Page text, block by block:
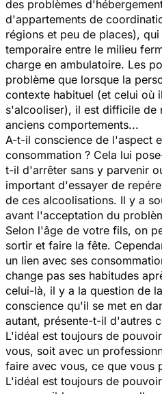
des problèmes
d'appartements de
régions et peu de places),
temporaire entre le milieu
charge en ambulatoire. Les
problème que lorsque la
contexte habituel (et celui où
s'alcooliser), il est difficile de
anciens comportements...
A-t-il conscience de l'aspect
consommation ? Cela lui
t-il d'arrêter sans y parvenir
important d'essayer de
de ces alcoolisations. Il y a
avant l'acceptation du
Selon l'âge de votre fils, on
sortir et faire la fête.
un lien avec ses
change pas ses habitudes
celui-là, il y a la question de
conscience qu'il se met en
autant, présente-t-il d'autres
L'idéal est toujours de
vous, soit avec un
faire avec vous, ce que vous
L'idéal est toujours de